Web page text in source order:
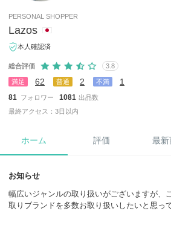
PERSONAL SHOPPER
Lazos
本人確認済
総合評価 3.8
満足 62 普通 2 不満 1
81 フォロワー 1081 出品数
最終アクセス：3日以内
ホーム 評価 最新
お知らせ
幅広いジャンルの取り扱いがございますが、
取りブランドを多数お取り扱いしたいと思っ
出品商品以外も買い付けしますのでリクエス